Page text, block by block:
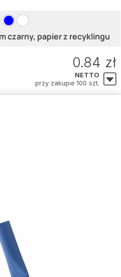
czarny, papier z recyklingu
0.84 zł
NETTO
przy zakupie 100 szt.